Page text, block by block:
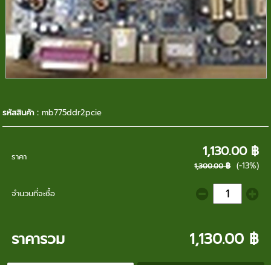
รหัสสินค้า :mb775ddr2pcie
ราคา 1,130.00 ฿
1,300.00 ฿ (-13%)
จำนวนที่จะซื้อ
ราคารวม 1,130.00 ฿